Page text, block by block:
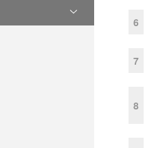
6
7
8